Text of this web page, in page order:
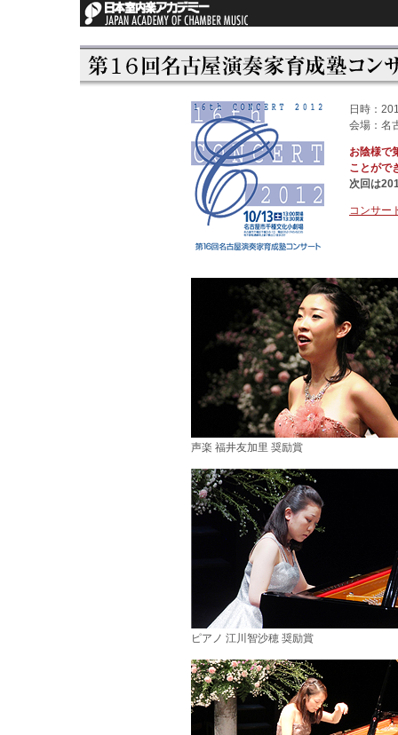
日時：
会場：名
お陰様で
ことがで
次回は
コンサー
声楽 福井友加里 奨励賞
ピアノ 江川智沙穂 奨励賞